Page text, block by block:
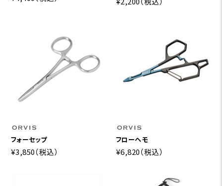
フォーセップ
¥3,850（税込）
フローヘモ
¥6,820（税込）